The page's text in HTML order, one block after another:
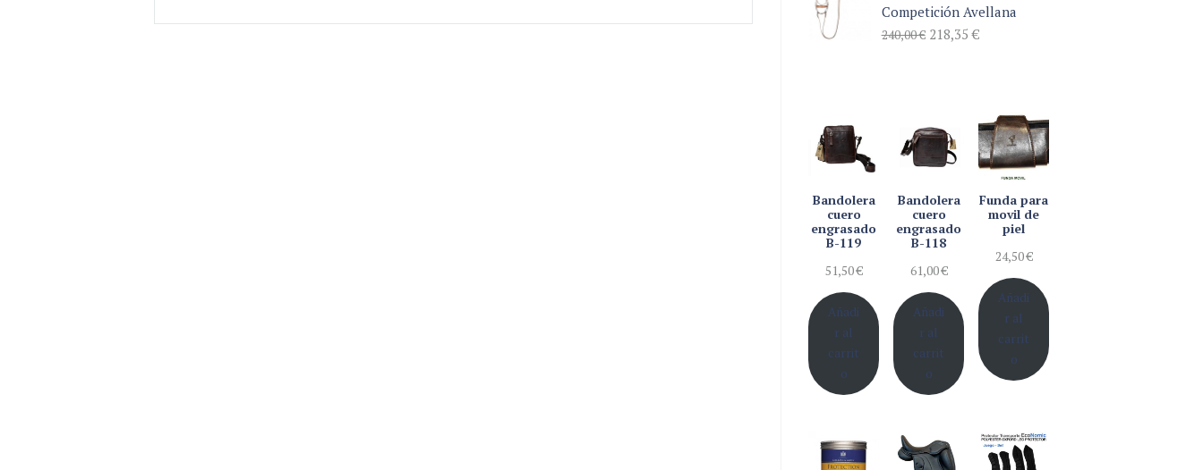
Competición Avellana
240,00€ El
240,00 €.
218,35€El
218,35 €.
Bandolera
cuero
engrasado
B-119
51,50€
Añadi
r al
carrit
o
Bandolera
cuero
engrasado
B-118
61,00€
Añadi
r al
carrit
o
Funda para
movil de
piel
24,50€
Añadi
r al
carrit
o